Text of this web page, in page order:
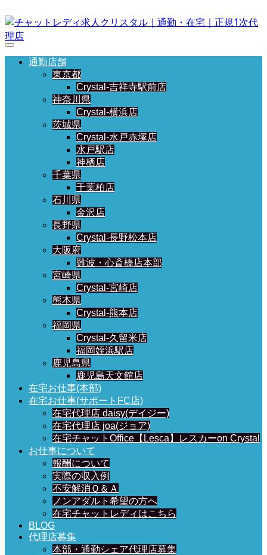
通勤店舗
東京都
Crystal-吉祥寺駅前店
神奈川県
Crystal-横浜店
茨城県
Crystal-水戸赤塚店
水戸駅店
神栖店
千葉県
千葉柏店
石川県
金沢店
長野県
Crystal-長野松本店
大阪府
難波・心斎橋店本部
宮崎県
Crystal-宮崎店
熊本県
Crystal-熊本店
福岡県
Crystal-久留米店
福岡姪浜駅店
鹿児島県
鹿児島天文館店
在宅お仕事(本部)
在宅お仕事(サポートFC店)
在宅代理店 daisy(デイジー)
在宅代理店 joa(ジョア)
在宅チャットOffice【Lesca】レスカーon Crystal
お仕事について
報酬について
実際の収入例
不安解消Ｑ＆Ａ
ノンアダルト希望の方へ
在宅チャットレディはこちら
BLOG
代理店募集
本部・通勤シェア代理店募集